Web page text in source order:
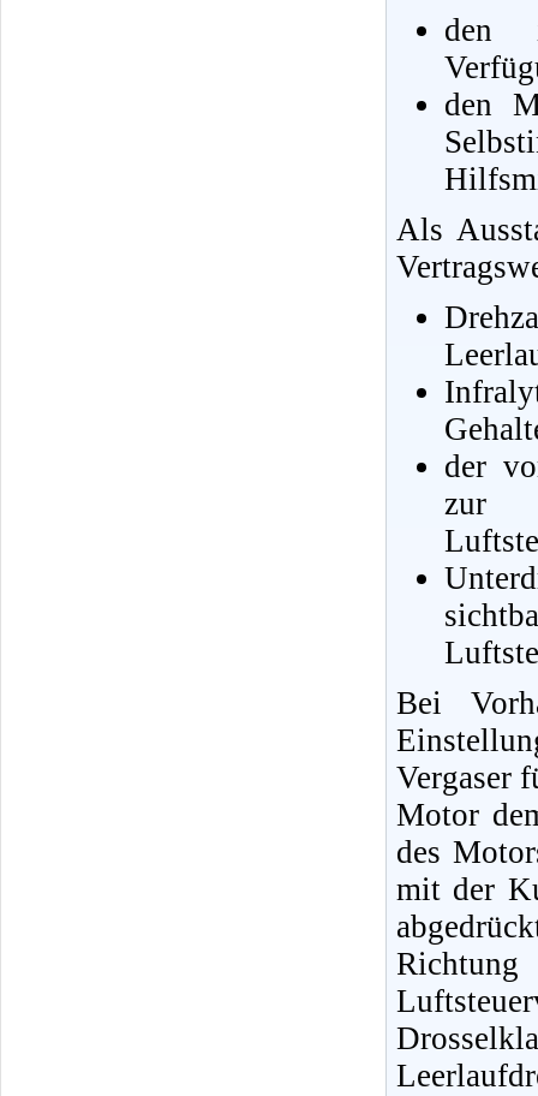
den
den
Als
der
zur
Bei
Vergaser
Motor
des
mit der